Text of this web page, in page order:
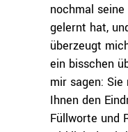
nochmal
gelernt hat,
überzeugt
ein bisschen
mir sagen:
Ihnen den
Füllworte und